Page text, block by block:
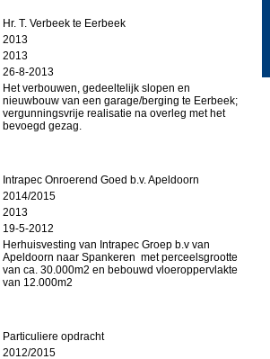
Hr. T. Verbeek te Eerbeek
2013
2013
26-8-2013
Het verbouwen, gedeeltelijk slopen en
nieuwbouw van een garage/berging te Eerbeek;
vergunningsvrije realisatie na overleg met het
bevoegd gezag.
Intrapec Onroerend Goed b.v. Apeldoorn
2014/2015
2013
19-5-2012
Herhuisvesting van Intrapec Groep b.v van
Apeldoorn naar Spankeren met perceelsgrootte
van ca. 30.000m2 en bebouwd vloeroppervlakte
van 12.000m2
Particuliere opdracht
2012/2015